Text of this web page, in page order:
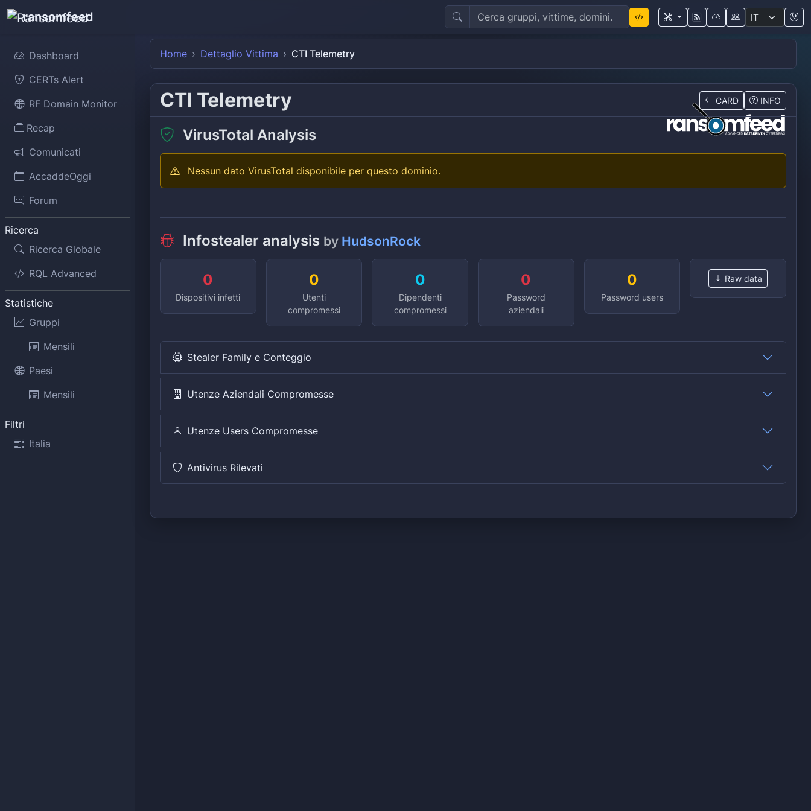
ransomfeed
Dashboard
CERTs Alert
RF Domain Monitor
Recap
Comunicati
AccaddeOggi
Forum
Ricerca
Ricerca Globale
RQL Advanced
Statistiche
Gruppi
Mensili
Paesi
Mensili
Filtri
Italia
Home Dettaglio Vittima CTI Telemetry
CTI Telemetry CARD INFO
VirusTotal Analysis
Nessun dato VirusTotal disponibile per questo dominio.
Infostealer analysis by HudsonRock
0
Dispositivi infetti
0
Utenti
compromessi
0
Dipendenti
compromessi
0
Password
aziendali
0
Password users
Raw data
Stealer Family e Conteggio
Utenze Aziendali Compromesse
Utenze Users Compromesse
Antivirus Rilevati